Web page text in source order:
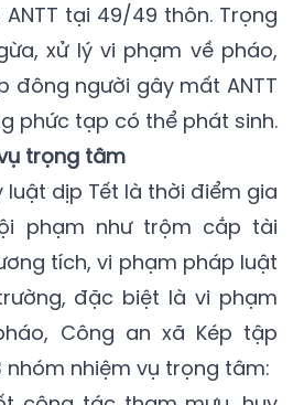
tại 49/49 thôn. Trọng
xử lý vi phạm về pháo,
đông người gây mất ANTT
phức tạp có thể phát sinh.
trọng tâm
luật dịp Tết là thời điểm gia
phạm như trộm cắp tài
tích, vi phạm pháp luật
đặc biệt là vi phạm
Công an xã Kép tập
nhóm nhiệm vụ trọng tâm: